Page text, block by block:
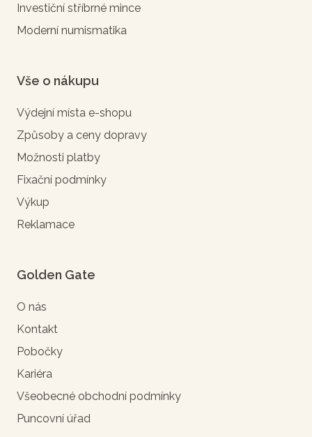
Investiční stříbrné mince
Moderní numismatika
Vše o nákupu
Výdejní místa e-shopu
Způsoby a ceny dopravy
Možnosti platby
Fixační podmínky
Výkup
Reklamace
Golden Gate
O nás
Kontakt
Pobočky
Kariéra
Všeobecné obchodní podmínky
Puncovní úřad